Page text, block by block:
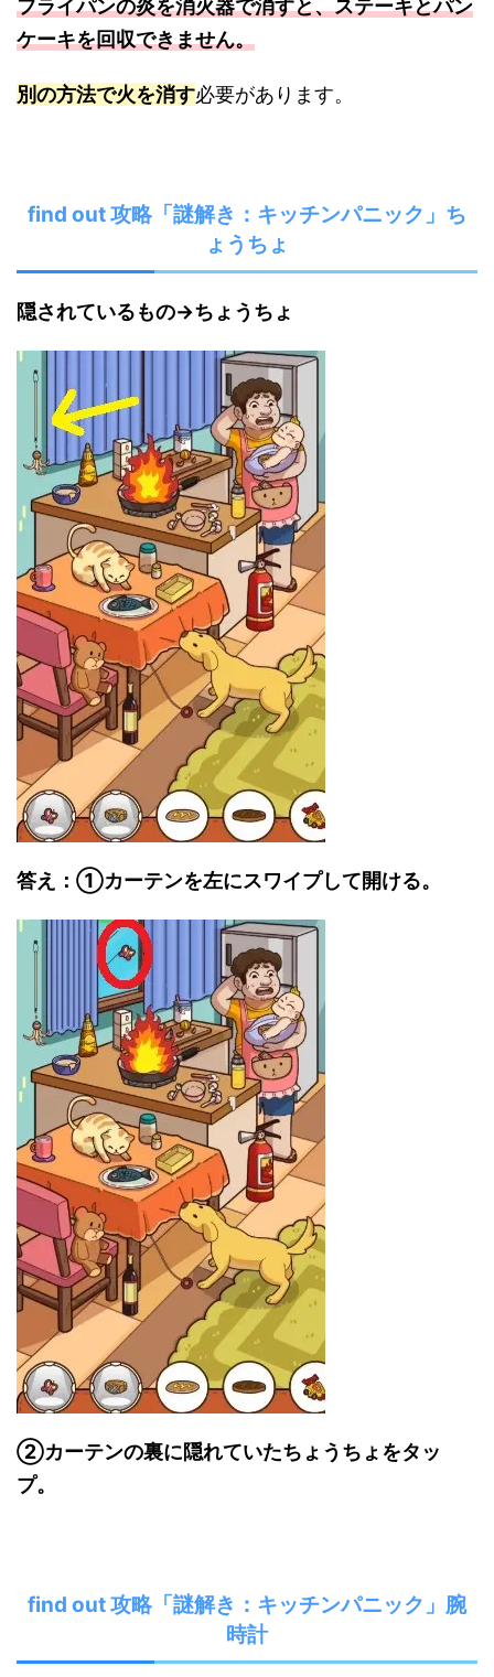
フライパンの炎を消火器で消すと、ステーキとパン
ケーキを回収できません。
別の方法で火を消す必要があります。
find out 攻略「謎解き：キッチンパニック」ち
ょうちょ
隠されているもの→ちょうちょ
答え：①カーテンを左にスワイプして開ける。
②カーテンの裏に隠れていたちょうちょをタッ
プ。
find out 攻略「謎解き：キッチンパニック」腕
時計